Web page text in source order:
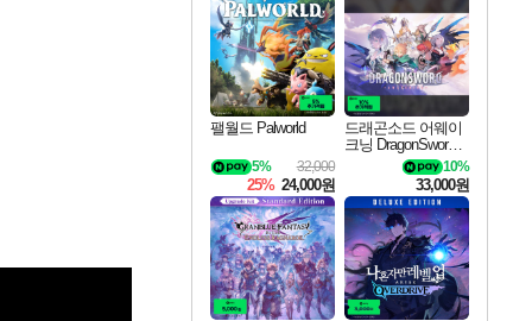
최대 90% 할인가를 만나보세요!
네이버혜택과 함께 만나보세요!
50%할인&추가 적립까지!
네이버 포인트 혜택까지!
할인&네이버혜택으로 만나보세요!
네이버페이 혜택과 만나보세요!
40주년 프로모션으로 만나보세요!
할인가에 만나보세요!
일부 에디션 상시 할인!
혜택으로 예약 판매 중
편안하게 충전하세요
팰월드 Palworld
32,000
5%
25% 24,000원
드래곤소드 어웨이
크닝 DragonSword A
10%
33,000원